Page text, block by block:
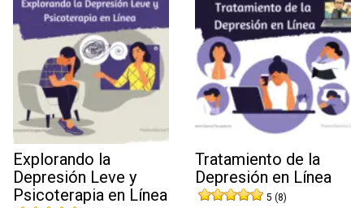
Explorando la
Depresión Leve y
Psicoterapia en Línea
Tratamiento de la
Depresión en Línea
5 (8)